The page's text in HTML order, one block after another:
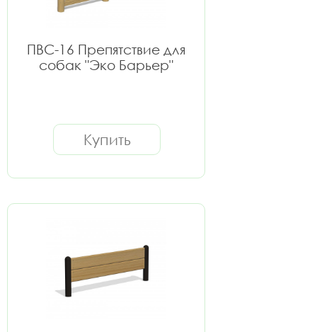
ПВС-16 Препятствие для
собак "Эко Барьер"
Купить